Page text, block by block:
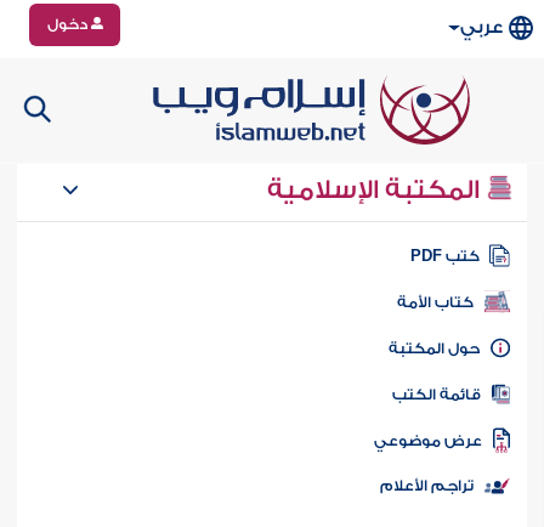
عربي دخول
المكتبة الإسلامية
كتب PDF
كتاب الأمة
المكتبة
الكتب
موضوعي